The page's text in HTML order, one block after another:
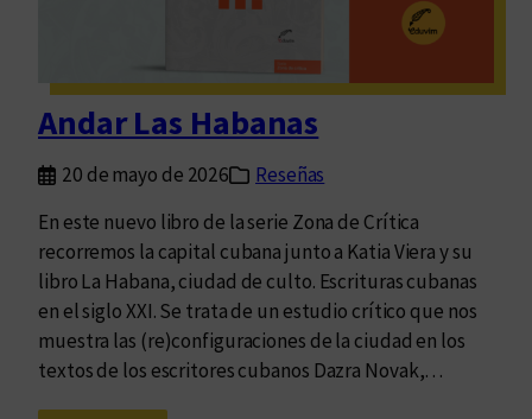
Andar Las Habanas
20 de mayo de 2026
Reseñas
En este nuevo libro de la serie Zona de Crítica
recorremos la capital cubana junto a Katia Viera y su
libro La Habana, ciudad de culto. Escrituras cubanas
en el siglo XXI. Se trata de un estudio crítico que nos
muestra las (re)configuraciones de la ciudad en los
textos de los escritores cubanos Dazra Novak,…